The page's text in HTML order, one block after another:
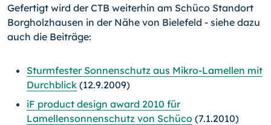
Gefertigt wird der CTB weiterhin am Schüco Standort
Borgholzhausen in der Nähe von Bielefeld - siehe dazu
auch die Beiträge:
Sturmfester Sonnenschutz aus Mikro-Lamellen mit
Durchblick (12.9.2009)
iF product design award 2010 für
Lamellensonnenschutz von Schüco (7.1.2010)